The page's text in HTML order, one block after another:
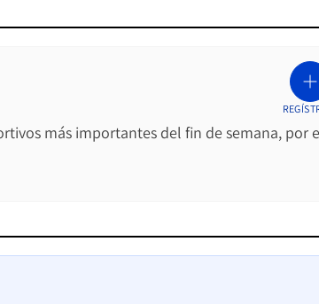
más importantes del fin de semana, por